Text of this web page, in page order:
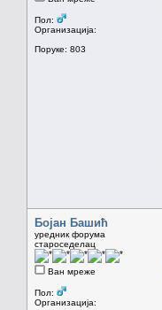
Пол:
Организација:
Поруке: 803
Бојан Башић
уредник форума
староседелац
Ван мреже
Пол:
Организација: